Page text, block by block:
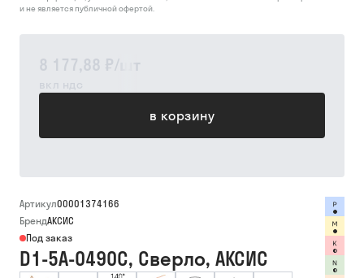
8 177,88 ₽/ шт
вкл ндс
в корзину
и не является публичной офертой.
Артикул00001374166
БрендАКСИС
Под заказ
D1-5A-0490C, Сверло, АКСИС